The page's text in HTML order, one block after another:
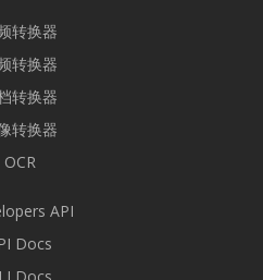
转换器
转换器
转换器
转换器
OCR
API
Docs